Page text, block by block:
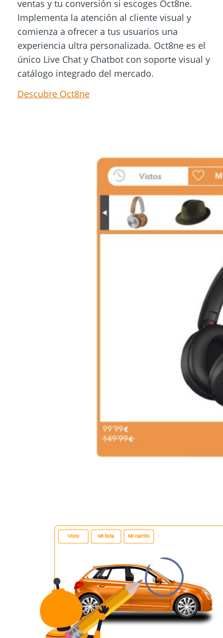
ventas y tu conversión si escoges Oct8ne.
Implementa la atención al cliente visual y
comienza a ofrecer a tus usuarios una
experiencia ultra personalizada. Oct8ne es el
único Live Chat y Chatbot con soporte visual y
catálogo integrado del mercado.
Descubre Oct8ne